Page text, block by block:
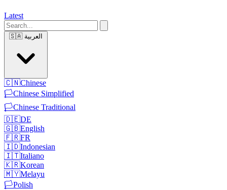
Latest
🇸🇦 العربية
🇨🇳Chinese
🏳️Chinese Simplified
🏳️Chinese Traditional
🇩🇪DE
🇬🇧English
🇫🇷FR
🇮🇩Indonesian
🇮🇹Italiano
🇰🇷Korean
🇲🇾Melayu
🏳️Polish